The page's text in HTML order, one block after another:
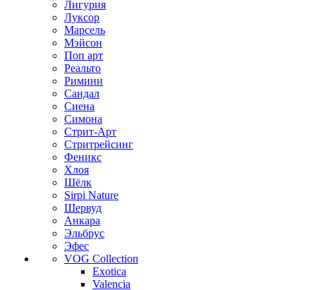
Лигурия
Луксор
Марсель
Мэйсон
Поп арт
Реальто
Римини
Сандал
Сиена
Симона
Стрит-Арт
Стритрейсинг
Феникс
Хлоя
Шёлк
Sirpi Nature
Шервуд
Анкара
Эльбрус
Эфес
VOG Collection
Exotica
Valencia